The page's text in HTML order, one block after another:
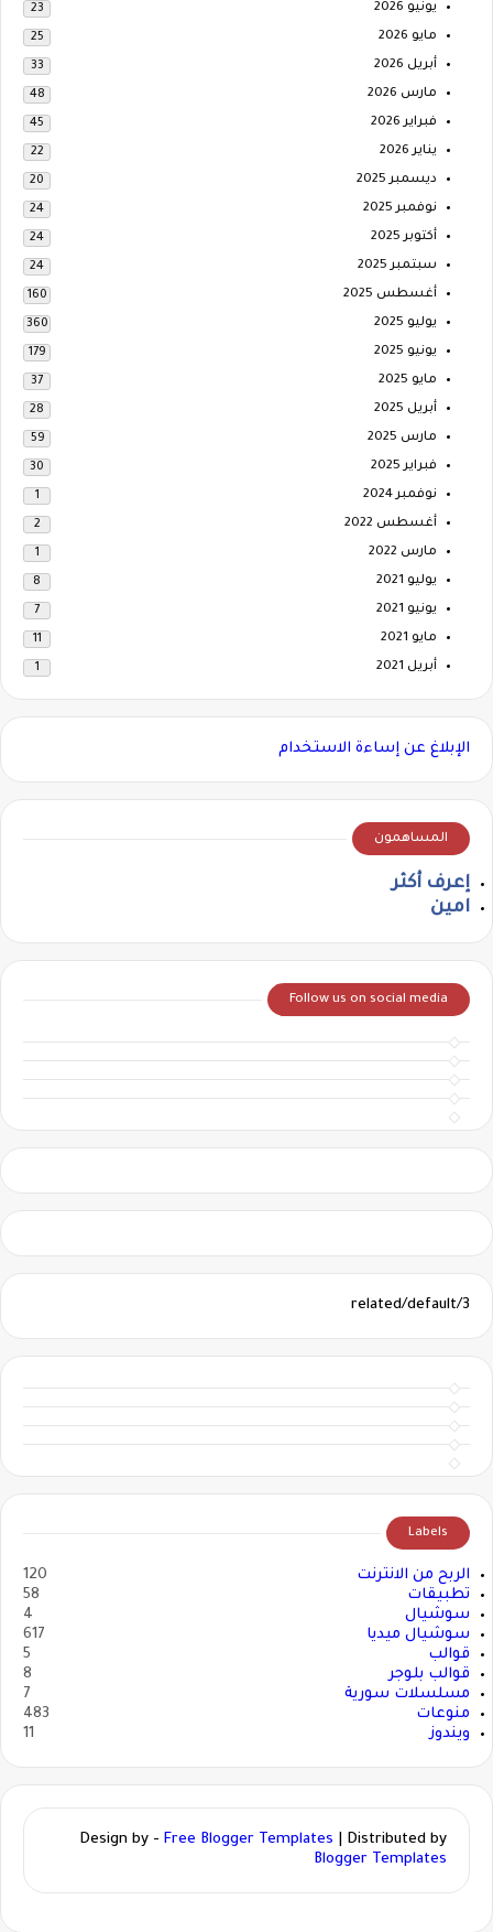
يونيو 2026 23
مايو 2026 25
أبريل 2026 33
مارس 2026 48
فبراير 2026 45
يناير 2026 22
ديسمبر 2025 20
نوفمبر 2025 24
أكتوبر 2025 24
سبتمبر 2025 24
أغسطس 2025 160
يوليو 2025 360
يونيو 2025 179
مايو 2025 37
أبريل 2025 28
مارس 2025 59
فبراير 2025 30
نوفمبر 2024 1
أغسطس 2022 2
مارس 2022 1
يوليو 2021 8
يونيو 2021 7
مايو 2021 11
أبريل 2021 1
الإبلاغ عن إساءة الاستخدام
المساهمون
إعرف أكثر
امين
Follow us on social media
3/related/default
Labels
الربح من الانترنت
120
تطبيقات
58
سوشيال
4
سوشيال ميديا
617
قوالب
5
قوالب بلوجر
8
مسلسلات سورية
7
منوعات
483
ويندوز
11
Design by - Free Blogger Templates | Distributed by
Blogger Templates